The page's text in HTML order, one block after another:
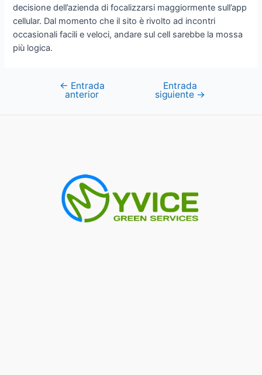
decisione dell’azienda di focalizzarsi maggiormente sull’app
cellular. Dal momento che il sito è rivolto ad incontri
occasionali facili e veloci, andare sul cell sarebbe la mossa
più logica.
Navegación
← Entrada
anterior
Entrada
siguiente →